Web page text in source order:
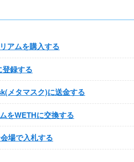
アムを購入する
録する
メタマスク)に送金する
をWETHに交換する
場で入札する